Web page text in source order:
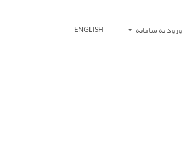
ورود به سامانه ENGLISH